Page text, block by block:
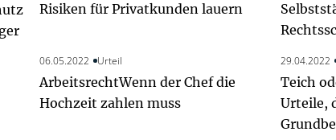
Risiken für Privatkunden lauern
06.05.2022 Urteil
ArbeitsrechtWenn der Chef die
Hochzeit zahlen muss
29.04.2022
Teich
Urteile,